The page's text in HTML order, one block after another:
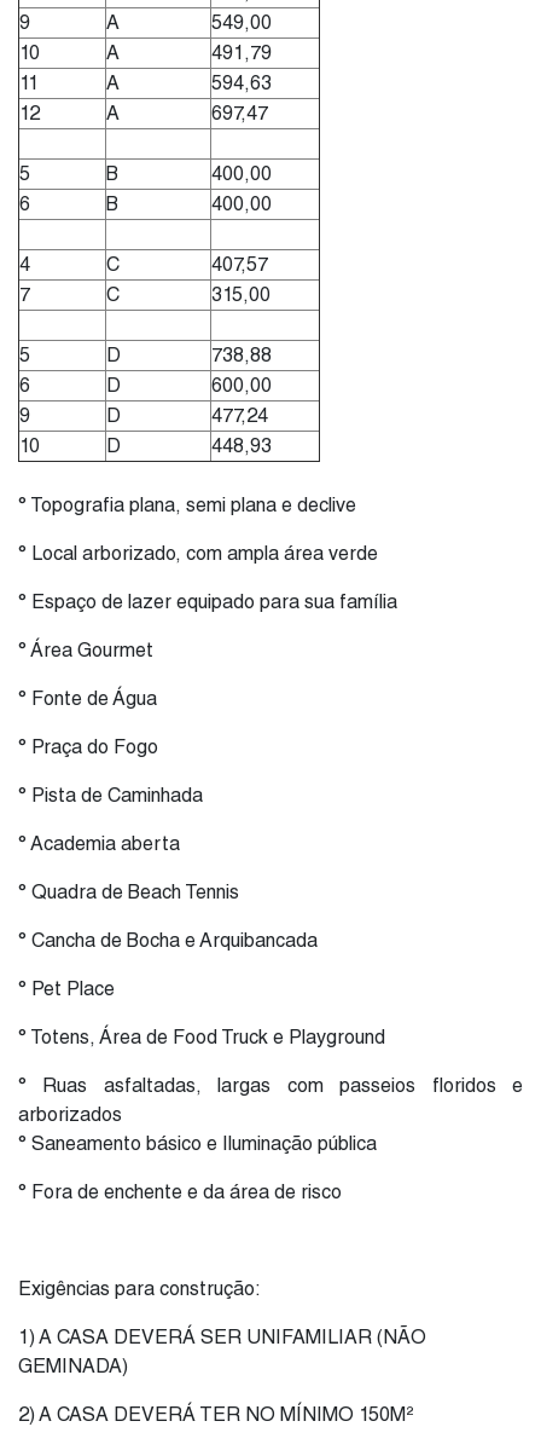
9
A
549,00
10
A
491,79
11
A
594,63
12
A 697,47
5 B
400,00
6
B 400,00
4 C
407,57
7
C 315,00
5 D
738,88
6
D
600,00
9
D
477,24
10
D 448,93
° Topografia plana, semi plana e declive
° Local arborizado, com ampla área verde
° Espaço de lazer equipado para sua família
° Área Gourmet
° Fonte de Água
° Praça do Fogo
° Pista de Caminhada
° Academia aberta
° Quadra de Beach Tennis
° Cancha de Bocha e Arquibancada
° Pet Place
° Totens, Área de Food Truck e Playground
° Ruas asfaltadas, largas com passeios floridos e
arborizados
° Saneamento básico e Iluminação pública
° Fora de enchente e da área de risco
Exigências para construção:
1) A CASA DEVERÁ SER UNIFAMILIAR (NÃO
GEMINADA)
2) A CASA DEVERÁ TER NO MÍNIMO 150M²